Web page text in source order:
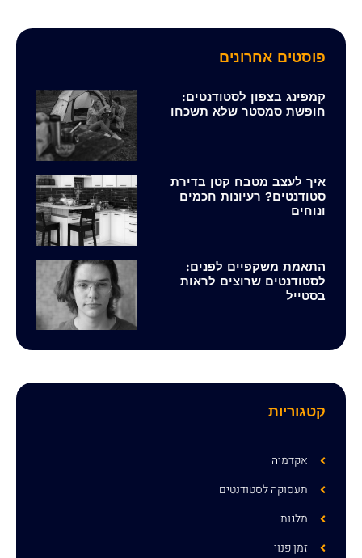
פוסטים אחרונים
קמפינג בצפון לסטודנטים:
חופשת סמסטר שלא תשכחו
איך לעצב מטבח קטן בדירת
סטודנטים? רעיונות חכמים
ונוחים
התאמת משקפיים לפנים:
לסטודנטים שרוצים לראות
בסטייל
קטגוריות
אקדמיה
תעסוקה לסטודנטים
מלגות
זמן פנוי